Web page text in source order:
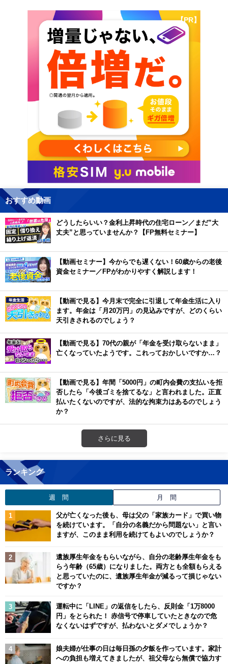
【PR】
おすすめ動画
どうしたらいい？金利上昇時代の住宅ローン／まだ”大
丈夫”と思っていませんか？【FP無料セミナー】
【動画セミナー】今からでも遅くない！60歳からの老後
資金セミナー／FPがわかりやすく解説します！
【動画で見る】今月末で完全に引退して年金生活に入り
ます。年金は「月20万円」の見込みですが、どのくらい
天引きされるのでしょう？
【動画で見る】70代の親が「年金を受け取らないまま」
亡くなっていたようです。これっておかしいですか…？
【動画で見る】年間「5000円」の町内会費の支払いを拒
否したら「今後ゴミを捨てるな」と言われました。正直
払いたくないのですが、法的な拘束力はあるのでしょう
か？
さらに見る
ランキング
週 間 月 間
父が亡くなった後も、母は父の「家族カード」で買い物
を続けています。「自分の名義だから問題ない」と言い
ますが、このまま利用を続けてもよいのでしょうか？
遺族厚生年金をもらいながら、自分の老齢厚生年金をも
らう年齢（65歳）になりました。両方とも全額もらえる
と思っていたのに、遺族厚生年金が減るって損じゃない
ですか？
運転中に「LINE」の返信をしたら、反則金「1万8000
円」をとられた！ 赤信号で停車していたときなので危
なくないはずですが、払わないとダメでしょうか？
娘夫婦が仕事の日は毎日孫の夕飯を作っています。家計
への負担も増えてきましたが、祖父母なら無償で協力す